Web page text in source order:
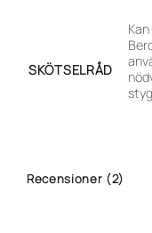
SKÖTSELRÅD
Recensioner (2)